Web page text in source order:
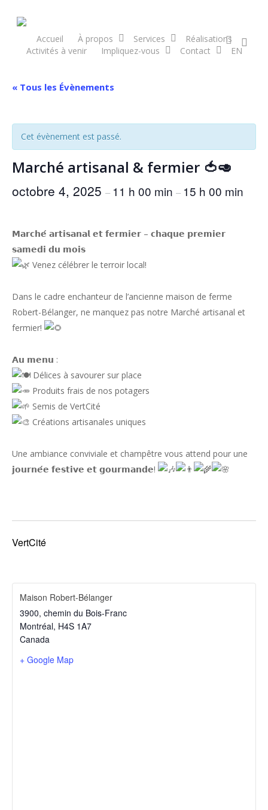
content
Accueil À propos Services
Réalisations
Activités à venir
Impliquez-vous Contact EN
facebook
« Tous les Évènements
Cet évènement est passé.
Marché artisanal & fermier 🍅🥑
octobre 4, 2025 – 11 h 00 min – 15 h 00 min
𝗠𝗮𝗿𝗰𝗵𝗲́ 𝗮𝗿𝘁𝗶𝘀𝗮𝗻𝗮𝗹 𝗲𝘁 𝗳𝗲𝗿𝗺𝗶𝗲𝗿 – 𝗰𝗵𝗮𝗾𝘂𝗲 𝗽𝗿𝗲𝗺𝗶𝗲𝗿
𝘀𝗮𝗺𝗲𝗱𝗶 𝗱𝘂 𝗺𝗼𝗶𝘀
Venez célébrer le terroir local!
Dans le cadre enchanteur de l’ancienne maison de ferme
Robert-Bélanger, ne manquez pas notre Marché artisanal et
fermier!
𝗔𝘂 𝗺𝗲𝗻𝘂 :
Délices à savourer sur place
Produits frais de nos potagers
Semis de VertCité
Créations artisanales uniques
Une ambiance conviviale et champêtre vous attend pour une
𝗷𝗼𝘂𝗿𝗻𝗲́𝗲 𝗳𝗲𝘀𝘁𝗶𝘃𝗲 𝗲𝘁 𝗴𝗼𝘂𝗿𝗺𝗮𝗻𝗱𝗲!
VertCité
Maison Robert-Bélanger
3900, chemin du Bois-Franc
Montréal, H4S 1A7
Canada
+ Google Map